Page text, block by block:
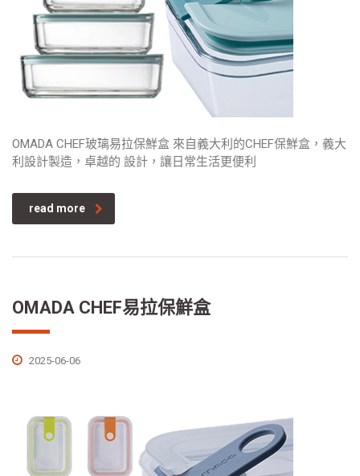
OMADA CHEF玻璃易拉保鮮盒 來自義大利的CHEF保鮮盒，義大
利設計製造，卓越的 設計，讓日常生活更便利
read more
OMADA CHEF易拉保鮮盒
2025-06-06